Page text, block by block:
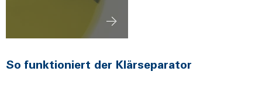
So funktioniert der Klärseparator